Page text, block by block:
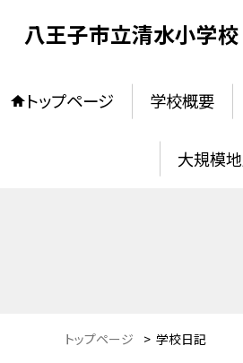
八王子市立清水小学校
トップページ 学校概要
大規模
トップページ > 学校日記